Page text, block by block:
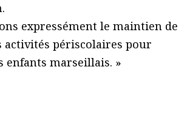
expressément le maintien de
activités périscolaires pour
enfants marseillais. »